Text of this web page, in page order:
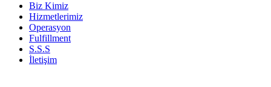
Biz Kimiz
Hizmetlerimiz
Operasyon
Fulfillment
S.S.S
İletişim